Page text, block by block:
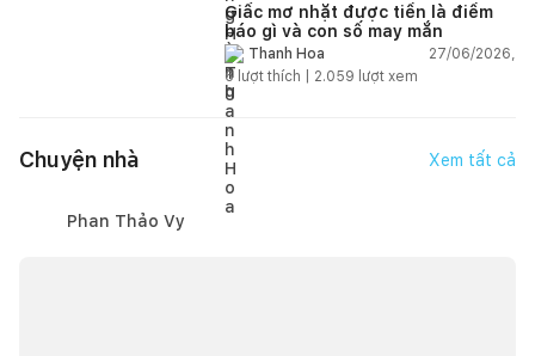
Giấc mơ nhặt được tiền là điềm
báo gì và con số may mắn
Thanh Hoa
27/06/2026,
6 lượt thích | 2.059 lượt xem
Chuyện nhà Xem tất cả
Phan Thảo Vy